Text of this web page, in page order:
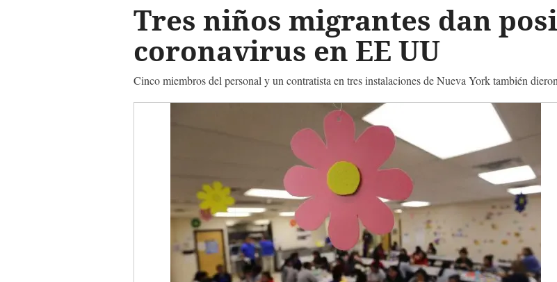
Tres niños migrantes dan
coronavirus en EE UU
Cinco miembros del personal y un contratista en tres instalaciones de Nueva York también